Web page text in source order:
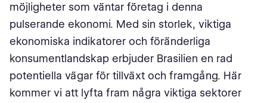
möjligheter som väntar företag i denna
pulserande ekonomi. Med sin storlek, viktiga
ekonomiska indikatorer och föränderliga
konsumentlandskap erbjuder Brasilien en rad
potentiella vägar för tillväxt och framgång. Här
kommer vi att lyfta fram några viktiga sektorer